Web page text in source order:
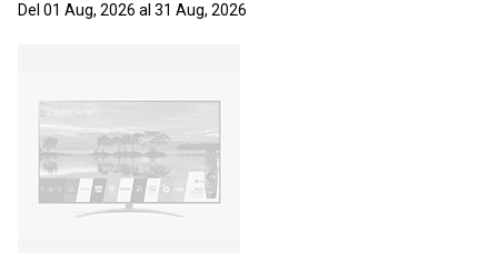
Del 01 Aug, 2026 al 31 Aug, 2026